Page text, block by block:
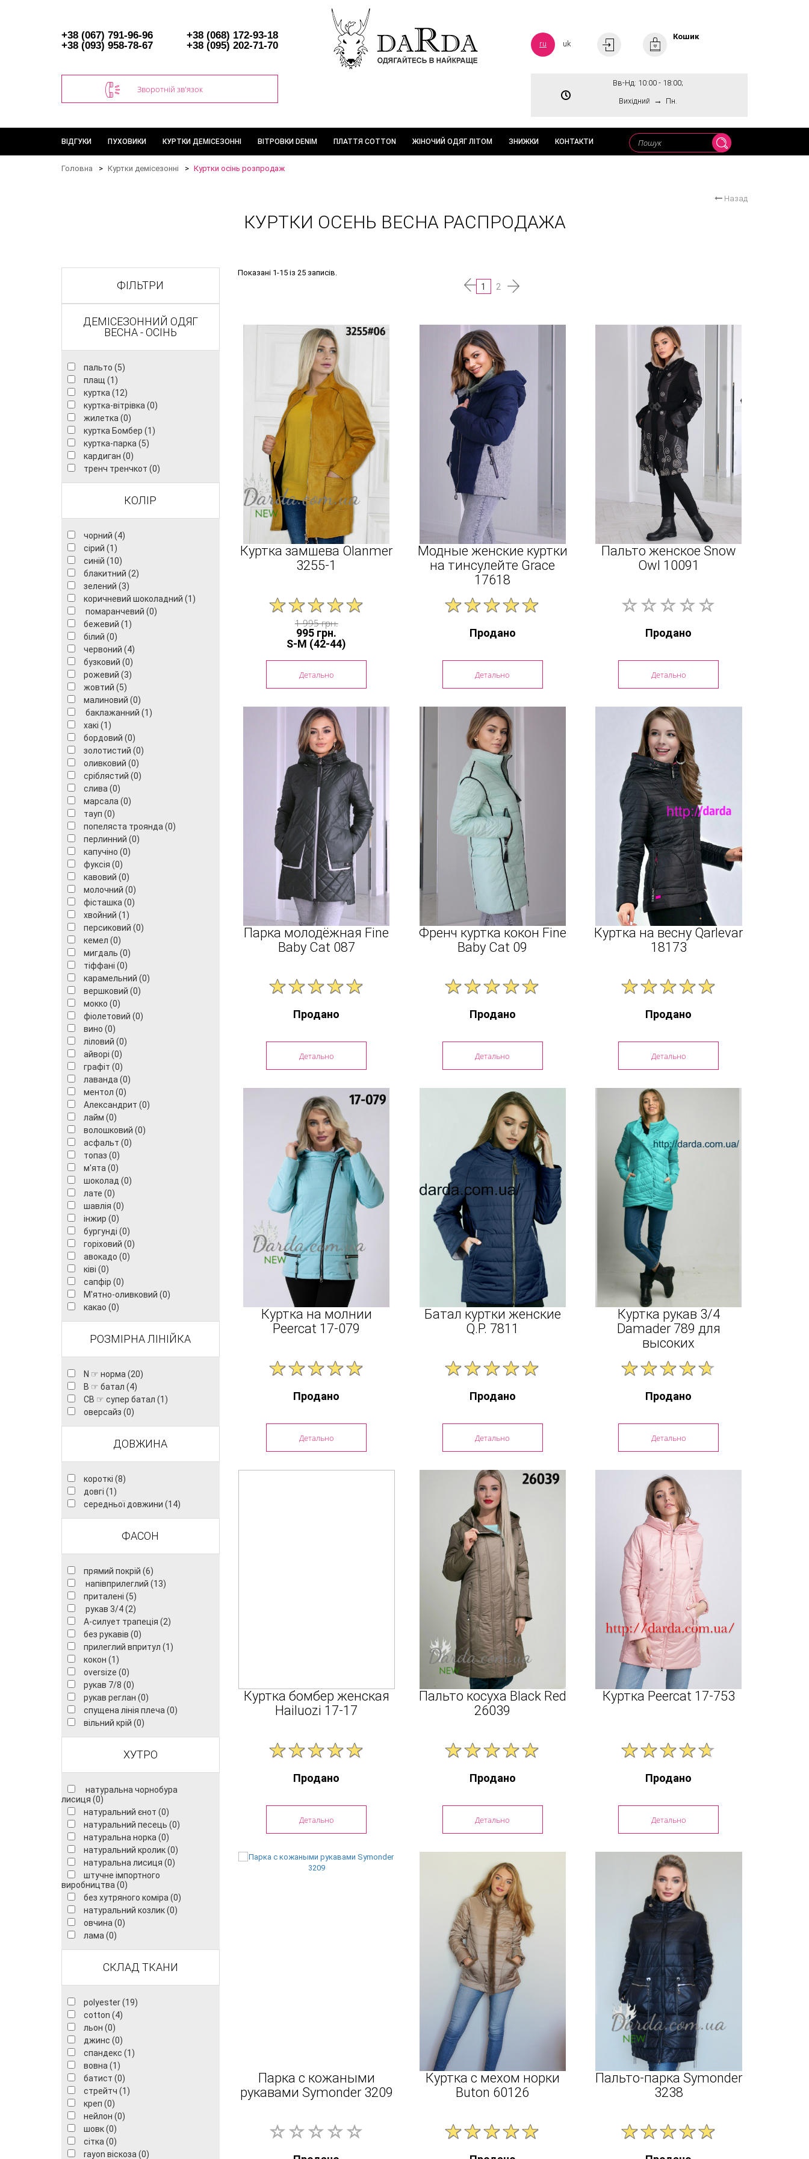
+38 (067) 791-96-96
+38 (068) 172-93-18
+38 (093) 958-78-67
+38 (095) 202-71-70
Зворотній зв'язок
ru uk
Кошик
Вв-Нд: 10:00 - 18:00;
Вихідний → Пн.
ВІДГУКИ ПУХОВИКИ КУРТКИ ДЕМІСЕЗОННІ ВІТРОВКИ DENIM ПЛАТТЯ COTTON ЖІНОЧИЙ ОДЯГ ЛІТОМ ЗНИЖКИ КОНТАКТИ
Головна Куртки демісезонні Куртки осінь розпродаж
Назад
КУРТКИ ОСЕНЬ ВЕСНА РАСПРОДАЖА
ФІЛЬТРИ
ДЕМІСЕЗОННИЙ ОДЯГ
ВЕСНА - ОСІНЬ
пальто (5)
плащ (1)
куртка (12)
куртка-вітрівка (0)
жилетка (0)
куртка Бомбер (1)
куртка-парка (5)
кардиган (0)
тренч тренчкот (0)
КОЛІР
чорний (4)
сірий (1)
синій (10)
блакитний (2)
зелений (3)
коричневий шоколадний (1)
помаранчевий (0)
бежевий (1)
білий (0)
червоний (4)
бузковий (0)
рожевий (3)
жовтий (5)
малиновий (0)
баклажанний (1)
хакі (1)
бордовий (0)
золотистий (0)
оливковий (0)
сріблястий (0)
слива (0)
марсала (0)
тауп (0)
попеляста троянда (0)
перлинний (0)
капучіно (0)
фуксія (0)
кавовий (0)
молочний (0)
фісташка (0)
хвойний (1)
персиковий (0)
кемел (0)
мигдаль (0)
тіффані (0)
карамельний (0)
вершковий (0)
мокко (0)
фіолетовий (0)
вино (0)
ліловий (0)
айворі (0)
графіт (0)
лаванда (0)
ментол (0)
Александрит (0)
лайм (0)
волошковий (0)
асфальт (0)
топаз (0)
м'ята (0)
шоколад (0)
лате (0)
шавлія (0)
інжир (0)
бургунді (0)
горіховий (0)
авокадо (0)
ківі (0)
сапфір (0)
М'ятно-оливковий (0)
какао (0)
РОЗМІРНА ЛІНІЙКА
N ☞ норма (20)
B ☞ батал (4)
CB ☞ супер батал (1)
оверсайз (0)
ДОВЖИНА
короткі (8)
довгі (1)
середньої довжини (14)
ФАСОН
прямий покрій (6)
напівприлеглий (13)
приталені (5)
рукав 3/4 (2)
А-силует трапеція (2)
без рукавів (0)
прилеглий впритул (1)
кокон (1)
oversize (0)
рукав 7/8 (0)
рукав реглан (0)
спущена лінія плеча (0)
вільний крій (0)
ХУТРО
натуральна чорнобура
лисиця (0)
натуральний єнот (0)
натуральний песець (0)
натуральна норка (0)
натуральний кролик (0)
натуральна лисиця (0)
штучне імпортного
виробництва (0)
без хутряного коміра (0)
натуральний козлик (0)
овчина (0)
лама (0)
СКЛАД ТКАНИ
polyester (19)
cotton (4)
льон (0)
джинс (0)
спандекс (1)
вовна (1)
батист (0)
стрейтч (1)
креп (0)
нейлон (0)
шовк (0)
сітка (0)
rayon віскоза (0)
Показані 1-15 із 25 записів.
1 2
Куртка замшева Olanmer
3255-1
1 995 грн.
995 грн.
S-M (42-44)
Детально
Модные женские куртки
на тинсулейте Grace
17618
Продано
Детально
Пальто женское Snow
Owl 10091
Продано
Детально
Парка молодёжная Fine
Baby Cat 087
Продано
Детально
Френч куртка кокон Fine
Baby Cat 09
Продано
Детально
Куртка на весну Qarlevar
18173
Продано
Детально
Куртка на молнии
Peercat 17-079
Продано
Детально
Батал куртки женские
Q.P. 7811
Продано
Детально
Куртка рукав 3/4
Damader 789 для
высоких
Продано
Детально
Куртка бомбер женская
Hailuozi 17-17
Продано
Детально
Пальто косуха Black Red
26039
Продано
Детально
Куртка Peercat 17-753
Продано
Детально
Парка с кожаными
рукавами Symonder 3209
Куртка с мехом норки
Buton 60126
Пальто-парка Symonder
3238